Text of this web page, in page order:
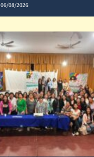
06/08/2026